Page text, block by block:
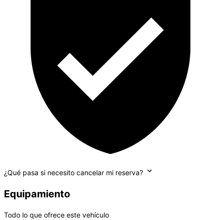
¿Qué pasa si necesito cancelar mi reserva?
Equipamiento
Todo lo que ofrece este vehículo